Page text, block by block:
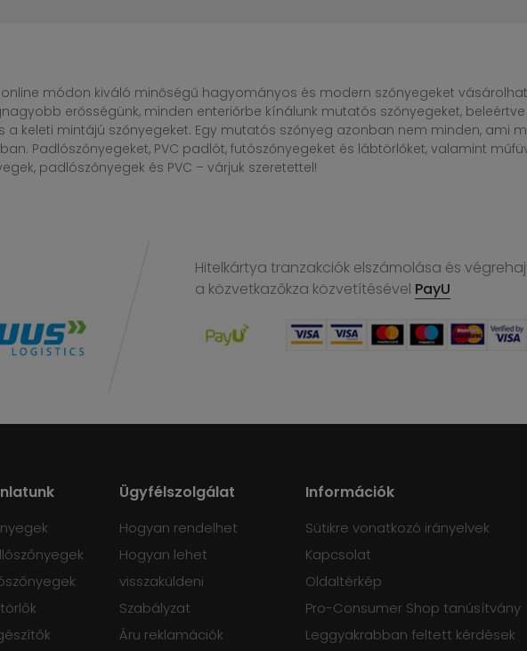
online módon kiváló minőségű hagyományos és modern szőnyegeket
erősségünk, minden enteriőrbe kínálunk mutatós szőnyegeket,
a keleti mintájú szőnyegeket. Egy mutatós szőnyeg azonban nem minden, ami
Padlószőnyegeket, PVC padlót, futószőnyegeket és lábtörlőket, valamint
padlószőnyegek és PVC – várjuk szeretettel!
Hitelkártya tranzakciók elszámolása és
a közvetkazőkza közvetítésével PayU
Ügyfélszolgálat
Hogyan rendelhet
Hogyan lehet
visszaküldeni
Szabályzat
Áru reklamációk
Információk
Sütikre vonatkozó irányelvek
Kapcsolat
Oldaltérkép
Pro-Consumer Shop tanúsítvány
Leggyakrabban feltett kérdések